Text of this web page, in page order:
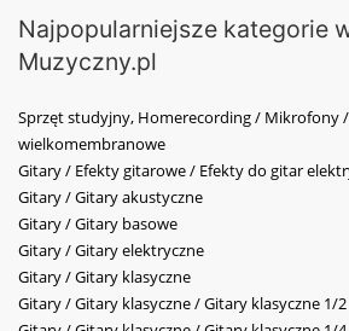
Najpopularniejsze kategorie
Muzyczny.pl
Sprzęt studyjny, Homerecording / Mikrofony
wielkomembranowe
Gitary / Efekty gitarowe / Efekty do gitar
Gitary / Gitary akustyczne
Gitary / Gitary basowe
Gitary / Gitary elektryczne
Gitary / Gitary klasyczne
Gitary / Gitary klasyczne / Gitary klasyczne 1/2